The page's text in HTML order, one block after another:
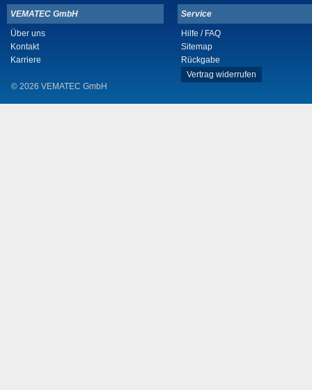
VEMATEC GmbH
Über uns
Kontakt
Karriere
© 2026 VEMATEC GmbH
Service
Hilfe / FAQ
Sitemap
Rückgabe
Vertrag widerrufen